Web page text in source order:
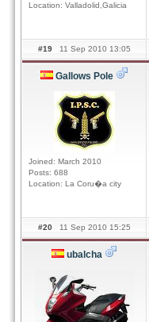
Location: Valladolid,Galicia
#19 11 Sep 2010 13:05
Gallows Pole
Joined: March 2010
Posts: 688
Location: La Coru�a city
#20 11 Sep 2010 15:25
ubalcha